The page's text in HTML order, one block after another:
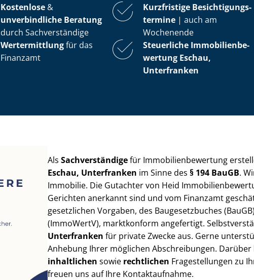
Kostenlose &
unverbindliche Beratung
durch Sachverständige
Kurzfristige Be­sich­ti­gungs­
ter­mi­ne | auch am
Wochenende
Wertermittlungfür das
Finanzamt
Steuerliche Im­mo­bi­li­en­be­
wer­tung Eschau,
Unterfranken
AlsSachverständigefür Im­mo­bi­li­en­be­wer­tung
Eschau, Unterfranken im Sinne des§ 194 BauGB.
Immobilie. Die Gutachter von Heid
Gerichten anerkannt sind und vom Finanzamt
gesetzlichen Vorgaben, des Baugesetzbuches
(ImmoWertV), marktkonform angefertigt.
Unterfranken für private Zwecke aus. Gerne
Anhebung Ihrer möglichen Abschreibungen.
inhaltlichen sowie rechtlichen Fragestellungen zu
freuen uns auf Ihre Kontaktaufnahme.